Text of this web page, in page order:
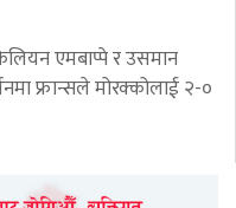
एमबाप्पे र उसमान
फ्रान्सले मोरक्कोलाई २-०